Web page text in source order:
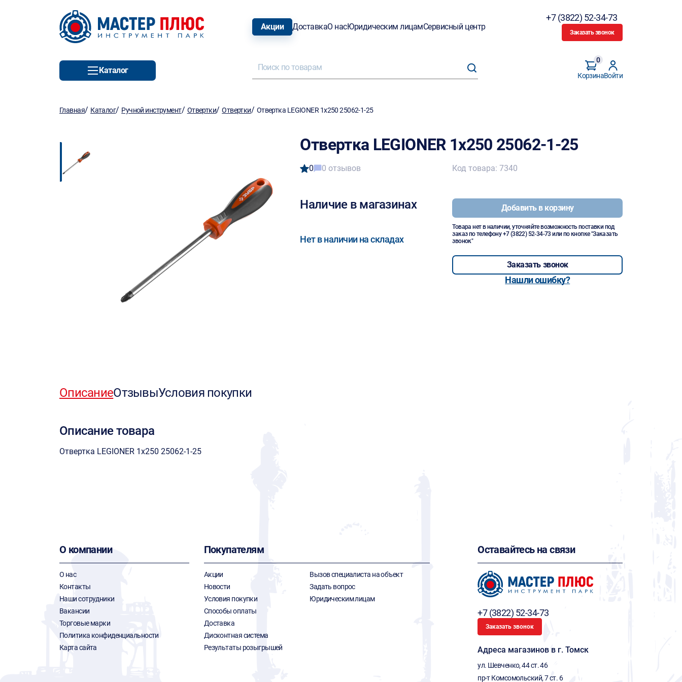
Акции ДоставкаО насЮридическим лицамСервисный центр
+7 (3822) 52-34-73
Заказать звонок
Каталог
Корзина
0
Войти
Главная/ Каталог/ Ручной инструмент/ Отвертки/Отвертки/ Отвертка LEGIONER 1х250 25062-1-25
Отвертка LEGIONER 1х250 25062-1-25
0 0 отзывов
Наличие в магазинах
Нет в наличии на складах
Код товара: 7340
Добавить в корзину
Товара нет в наличии, уточняйте возможность поставки под
заказ по телефону+7 (3822) 52-34-73 или по кнопке "Заказать
звонок"
Заказать звонок
Нашли ошибку?
ОписаниеОтзывыУсловия покупки
Описание товара
Отвертка LEGIONER 1х250 25062-1-25
О компании
О нас
Контакты
Наши сотрудники
Вакансии
Торговые марки
Политика конфиденциальности
Карта сайта
Покупателям
Акции
Новости
Условия покупки
Способы оплаты
Доставка
Дисконтная система
Результаты розыгрышей
Вызов специалиста на объект
Задать вопрос
Юридическим лицам
Оставайтесь на связи
+7 (3822) 52-34-73
Заказать звонок
Адреса магазинов в г. Томск
ул. Шевченко, 44 ст. 46
пр-т Комсомольский, 7 ст. 6